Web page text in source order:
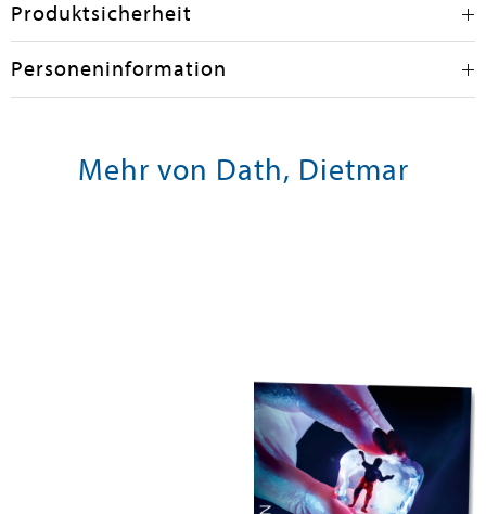
Produktsicherheit
Personeninformation
Mehr von Dath, Dietmar